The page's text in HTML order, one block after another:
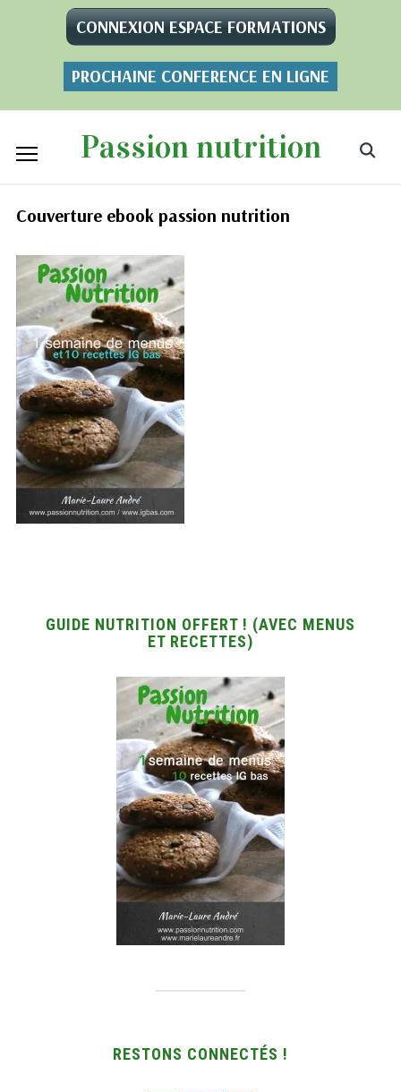
CONNEXION ESPACE FORMATIONS
PROCHAINE CONFERENCE EN LIGNE
Passion nutrition
Couverture ebook passion nutrition
GUIDE NUTRITION OFFERT ! (AVEC MENUS
ET RECETTES)
RESTONS CONNECTÉS !